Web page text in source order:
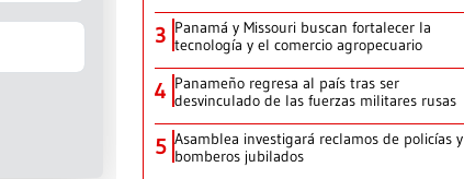
3 Panamá y Missouri buscan fortalecer la
tecnología y el comercio agropecuario
4 Panameño regresa al país tras ser
desvinculado de las fuerzas militares rusas
5 Asamblea investigará reclamos de policías y
bomberos jubilados